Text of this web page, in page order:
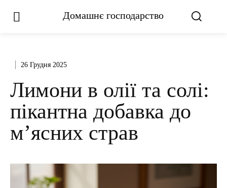
Домашнє господарство
26 Грудня 2025
Лимони в олії та солі:
пікантна добавка до
м’ясних страв